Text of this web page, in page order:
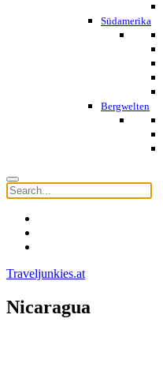
Südamerika
Bergwelten
Traveljunkies.at
Nicaragua